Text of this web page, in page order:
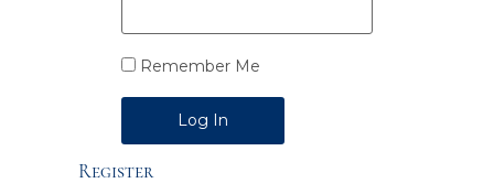
Remember Me
Alternative:
Register